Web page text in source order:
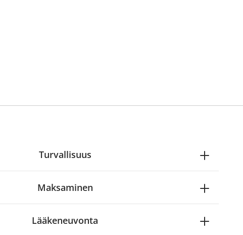
Turvallisuus
Maksaminen
Lääkeneuvonta